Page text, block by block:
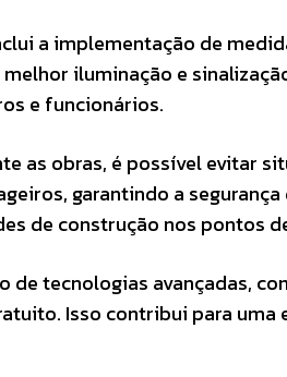
a implementação de
iluminação e
e funcionários.
as obras, é possível evitar
garantindo a
de construção nos pontos
de tecnologias avançadas,
Isso contribui para uma